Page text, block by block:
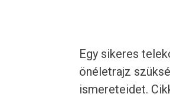
Egy sikeres
önéletrajz
ismereteidet.